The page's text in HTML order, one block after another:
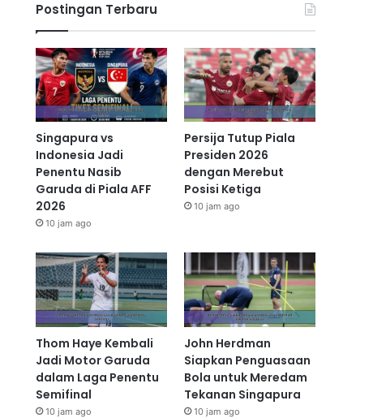
Postingan Terbaru
Singapura vs
Indonesia Jadi
Penentu Nasib
Garuda di Piala AFF
2026
10 jam ago
Persija Tutup Piala
Presiden 2026
dengan Merebut
Posisi Ketiga
10 jam ago
Thom Haye Kembali
Jadi Motor Garuda
dalam Laga Penentu
Semifinal
10 jam ago
John Herdman
Siapkan Penguasaan
Bola untuk Meredam
Tekanan Singapura
10 jam ago